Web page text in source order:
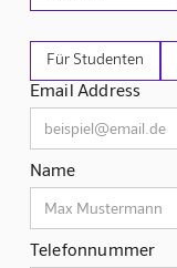
Für Studenten
Email Address
Name
Telefonnummer